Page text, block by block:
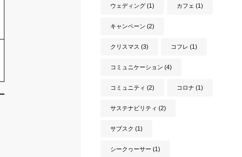
ウェディング (1) カフェ (1)
キャンペーン (2)
クリスマス (3) コフレ (1)
コミュニケーション (4)
コミュニティ (2) コロナ (1)
サステナビリティ (2)
サブスク (1)
シークヮーサー (1)